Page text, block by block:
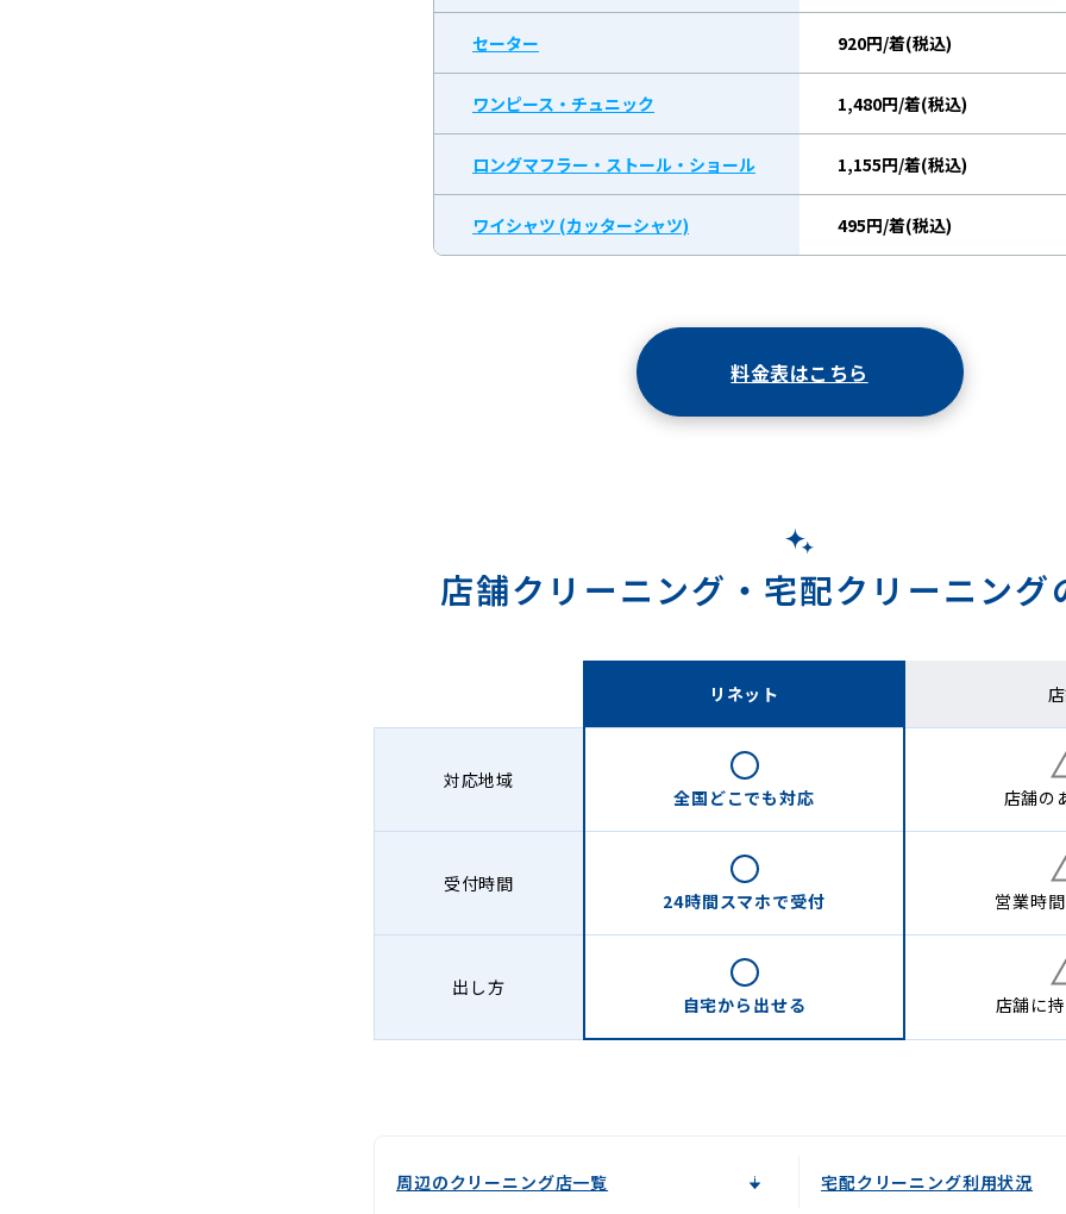
セーター 920円/着(税込)
ワンピース・チュニック 1,480円/着(税込)
ロングマフラー・ストール・ショール 1,155円/着(税込)
ワイシャツ (カッターシャツ) 495円/着(税込)
料金表はこちら
店舗クリーニング・ 宅配クリーニング
リネット
対応地域
全国どこでも対応 店舗の
受付時間
24時間スマホで受付 営業時
出し方
自宅から 出せる 店舗に
周辺のクリーニング店一覧 宅配クリーニング利用状況